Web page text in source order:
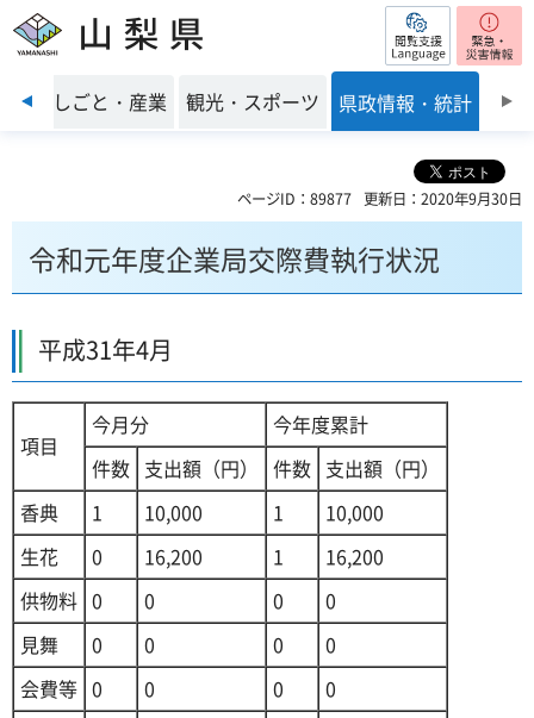
山梨県 閲覧支援
前のスライドを表示
境 しごと・産業 観光・スポーツ 県政情報・統計
ページID：89877 更新日：2020年9月30日
令和元年度企業局交際費執行状況
平成31年4月
項目
今月分
今年度累計
件数 支出額（円） 件数 支出額（円）
香典
1 10,000 1
10,000
生花
0 16,200 1
16,200
供物料 0 0 0
0
見舞
0 0 0
0
会費等 0 0 0
0